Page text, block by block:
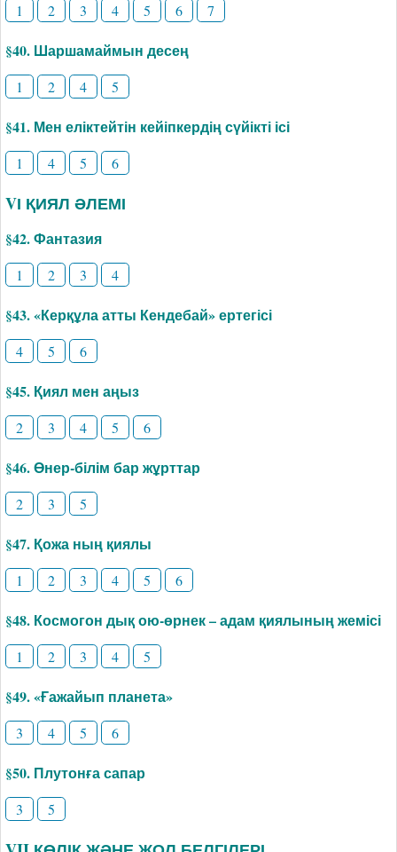
1 2 3 4 5 6 7
§40. Шаршамаймын десең
1 2 4 5
§41. Мен еліктейтін кейіпкердің сүйікті ісі
1 4 5 6
VІ ҚИЯЛ ӘЛЕМІ
§42. Фантазия
1 2 3 4
§43. «Керқұла атты Кендебай» ертегісі
4 5 6
§45. Қиял мен аңыз
2 3 4 5 6
§46. Өнер-білім бар жұрттар
2 3 5
§47. Қожа ның қиялы
1 2 3 4 5 6
§48. Космогон дық ою-өрнек – адам қиялының жемісі
1 2 3 4 5
§49. «Ғажайып планета»
3 4 5 6
§50. Плутонға сапар
3 5